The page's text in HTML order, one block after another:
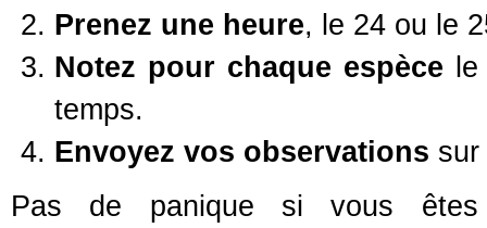
Prenez une heure, le 24 ou le
Notez pour chaque espèce
temps.
Envoyez vos observations
Pas de panique si vous